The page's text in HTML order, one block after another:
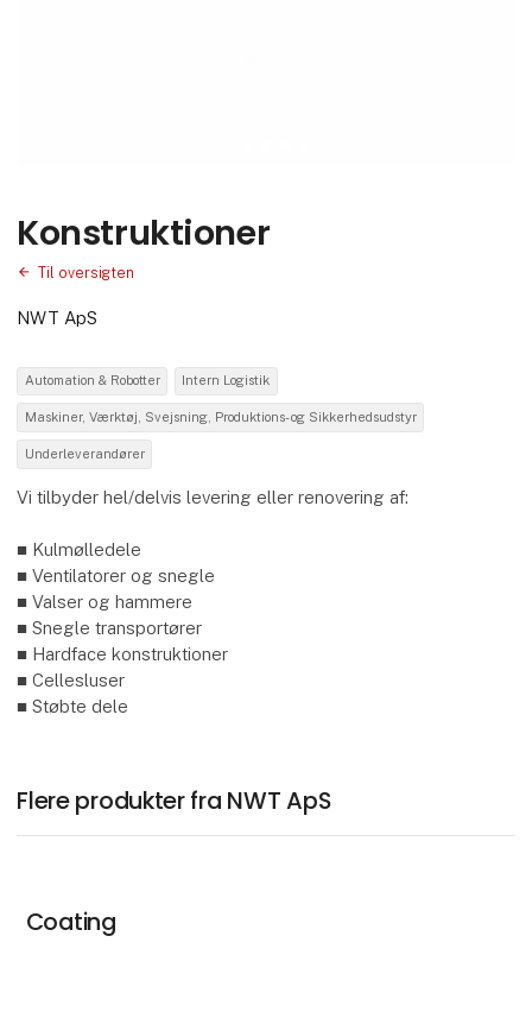
Konstruktioner
Til oversigten
NWT ApS
Automation & Robotter Intern Logistik
Maskiner, Værktøj, Svejsning, Produktions- og Sikkerhedsudstyr
Underleverandører
Vi tilbyder hel/delvis levering eller renovering af:
■ Kulmølledele
■ Ventilatorer og snegle
■ Valser og hammere
■ Snegle transportører
■ Hardface konstruktioner
■ Cellesluser
■ Støbte dele
Flere produkter fra NWT ApS
Coating